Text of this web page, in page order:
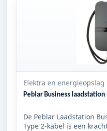
Elektra en energieopslag
Peblar Business laadstation
De Peblar Laadstation
Type 2‑kabel is een